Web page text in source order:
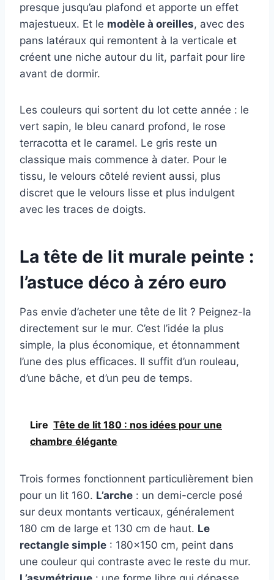
presque jusqu’au plafond et apporte un effet
majestueux. Et le modèle à oreilles, avec des
pans latéraux qui remontent à la verticale et
créent une niche autour du lit, parfait pour lire
avant de dormir.
Les couleurs qui sortent du lot cette année : le
vert sapin, le bleu canard profond, le rose
terracotta et le caramel. Le gris reste un
classique mais commence à dater. Pour le
tissu, le velours côtelé revient aussi, plus
discret que le velours lisse et plus indulgent
avec les traces de doigts.
La tête de lit murale peinte :
l’astuce déco à zéro euro
Pas envie d’acheter une tête de lit ? Peignez-la
directement sur le mur. C’est l’idée la plus
simple, la plus économique, et étonnamment
l’une des plus efficaces. Il suffit d’un rouleau,
d’une bâche, et d’un peu de temps.
Lire Tête de lit 180 : nos idées pour une
chambre élégante
Trois formes fonctionnent particulièrement bien
pour un lit 160. L’arche : un demi-cercle posé
sur deux montants verticaux, généralement
180 cm de large et 130 cm de haut. Le
rectangle simple : 180×150 cm, peint dans
une couleur qui contraste avec le reste du mur.